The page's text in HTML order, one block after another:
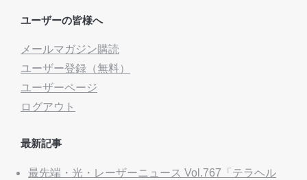
ユーザーの皆様へ
メールマガジン購読
ユーザー登録（無料）
ユーザーページ
ログアウト
最新記事
最先端・光・レーザーニュース Vol.767「テラヘル